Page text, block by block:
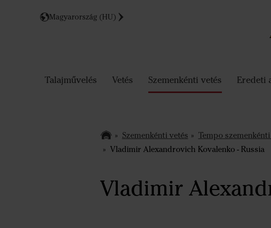
Magyarország (HU)
Talajművelés Vetés Szemenkénti vetés Eredeti
Szemenkénti vetés Tempo
Vladimir Alexandrovich Kovalenko - Russia
Vladimir